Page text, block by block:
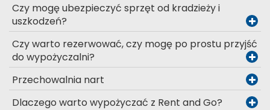
Czy mogę ubezpieczyć sprzęt od kradzieży i
uszkodzeń?
Czy warto rezerwować, czy mogę po prostu przyjść
do wypożyczalni?
Przechowalnia nart
Dlaczego warto wypożyczać z Rent and Go?